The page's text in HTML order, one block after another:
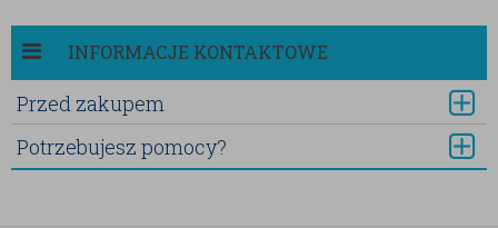
INFORMACJE KONTAKTOWE
Przed zakupem
Potrzebujesz pomocy?